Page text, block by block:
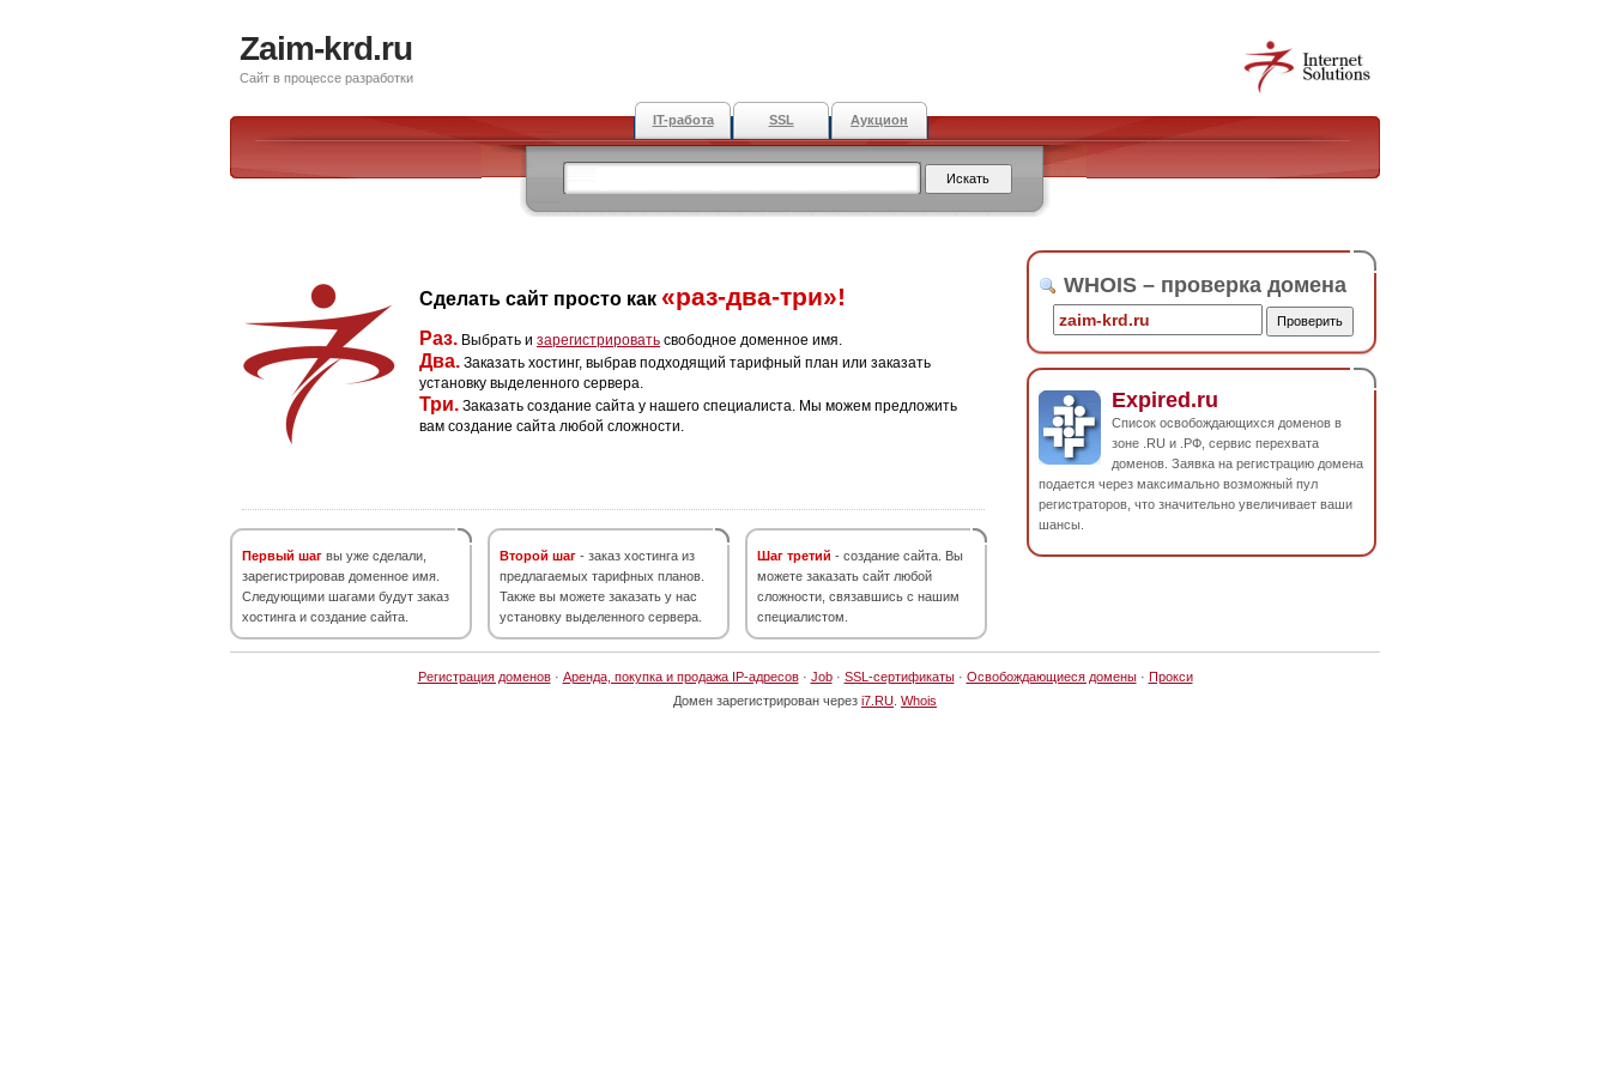
Zaim-krd.ru
Сайт в процессе разработки
IT-работа SSL Аукцион
Сделать сайт просто как «раз-два-три»!
Раз. Выбрать и зарегистрировать свободное доменное имя.
Два. Заказать хостинг, выбрав подходящий тарифный план или заказать
установку выделенного сервера.
Три. Заказать создание сайта у нашего специалиста. Мы можем предложить
вам создание сайта любой сложности.
Первый шаг вы уже сделали,
зарегистрировав доменное имя.
Следующими шагами будут заказ
хостинга и создание сайта.
Второй шаг - заказ хостинга из
предлагаемых тарифных планов.
Также вы можете заказать у нас
установку выделенного сервера.
Шаг третий - создание сайта. Вы
можете заказать сайт любой
сложности, связавшись с нашим
специалистом.
WHOIS – проверка домена
Expired.ru
Список освобождающихся доменов в
зоне .RU и .РФ, сервис перехвата
доменов. Заявка на регистрацию домена
подается через максимально возможный пул
регистраторов, что значительно увеличивает ваши
шансы.
Регистрация доменов· Аренда, покупка и продажа IP-адресов· Job· SSL-сертификаты· Освобождающиеся домены· Прокси
Домен зарегистрирован через i7.RU Whois